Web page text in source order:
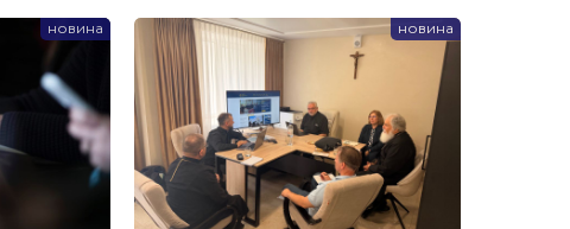
новина новина